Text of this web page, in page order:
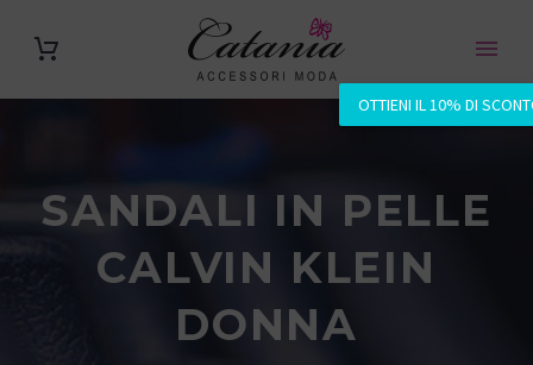
OTTIENI IL 10% DI
SANDALI IN PELLE
CALVIN KLEIN
DONNA